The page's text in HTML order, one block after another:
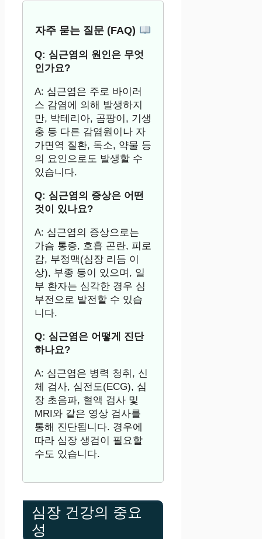
자주 묻는 질문 (FAQ)
Q: 심근염의 원인은 무엇
인가요?
A: 심근염은 주로 바이러
스 감염에 의해 발생하지
만, 박테리아, 곰팡이, 기생
충 등 다른 감염원이나 자
가면역 질환, 독소, 약물 등
의 요인으로도 발생할 수
있습니다.
Q: 심근염의 증상은 어떤
것이 있나요?
A: 심근염의 증상으로는
가슴 통증, 호흡 곤란, 피로
감, 부정맥(심장 리듬 이
상), 부종 등이 있으며, 일
부 환자는 심각한 경우 심
부전으로 발전할 수 있습
니다.
Q: 심근염은 어떻게 진단
하나요?
A: 심근염은 병력 청취, 신
체 검사, 심전도(ECG), 심
장 초음파, 혈액 검사 및
MRI와 같은 영상 검사를
통해 진단됩니다. 경우에
따라 심장 생검이 필요할
수도 있습니다.
심장 건강의 중요
성